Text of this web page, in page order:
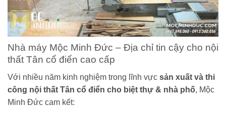
Nhà máy Mộc Minh Đức – Địa chỉ tin cậy cho nội
thất Tân cổ điển cao cấp
Với nhiều năm kinh nghiệm trong lĩnh vực sản xuất và thi
công nội thất Tân cổ điển cho biệt thự & nhà phố, Mộc
Minh Đức cam kết: